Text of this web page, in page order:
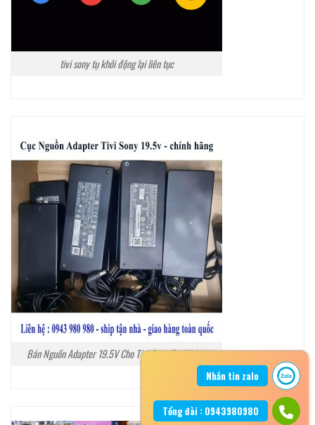
tivi sony tụ khởi động lại liên tục
Bán Nguồn Adapter 19.5V Cho Tivi Sony Tại Hà Nội
Nhắn tin zalo
Tổng đài : 0943980980